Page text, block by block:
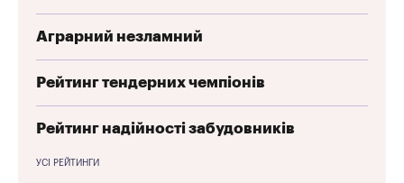
Аграрний незламний
Рейтинг тендерних чемпіонів
Рейтинг надійності забудовників
УСІ РЕЙТИНГИ